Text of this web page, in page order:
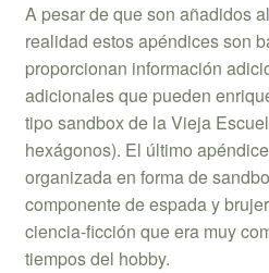
A pesar de que son añadidos
realidad estos apéndices son
proporcionan información
adicionales que pueden
tipo sandbox de la Vieja
hexágonos). El último
organizada en forma de
componente de espada y
ciencia-ficción que era muy
tiempos del hobby.